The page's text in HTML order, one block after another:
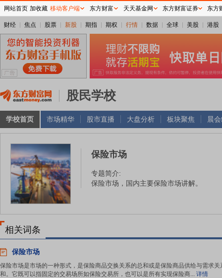
财经 焦点 股票 新股 期指 期权 行情 数据 全球 美股 港股
股民学校
学校首页 市场精华 股市直播 大盘分析 板块聚焦 晨
保险市场
专题简介:
保险市场，国内主要保险市场讲解。
相关词条
保险市场
保险市场是市场的一种形式，是保险商品交换关系的总和或是保险商品供给与需求关
和。它既可以指固定的交易场所如保险交易所，也可以是所有实现保险商... 详情
网站首页 加收藏 移动客户端 东方财富 天天基金网 东方财富证券 东方